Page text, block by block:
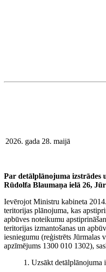
2026. gada 28. maijā
Par detālplānojuma izstrādes
Rūdolfa Blaumaņa ielā 26,
Ievērojot Ministru kabineta
teritorijas plānojuma, kas
apbūves noteikumu
teritorijas izmantošanas un
iesniegumu (reģistrēts Jūrmalas
apzīmējums 1300 010 1302),
1. Uzsākt detālplānojuma